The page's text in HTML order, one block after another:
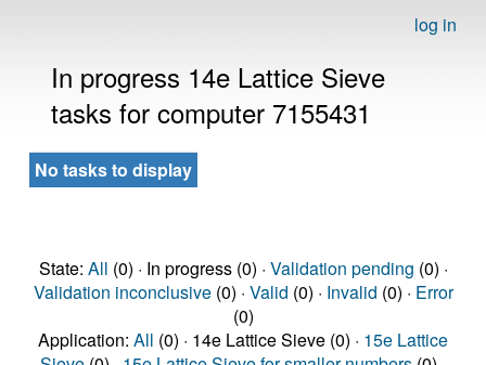
log in
In progress 14e Lattice Sieve
tasks for computer 7155431
No tasks to display
State: All (0) · In progress (0) · Validation pending (0) ·
Validation inconclusive(0) · Valid (0) · Invalid (0) · Error
(0)
Application: All (0) · 14e Lattice Sieve (0) · 15e Lattice